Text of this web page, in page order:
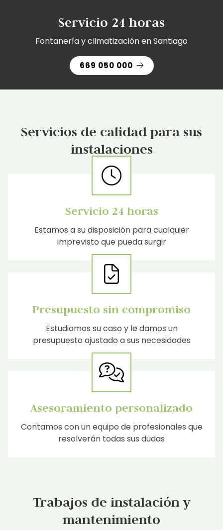
Servicio 24 horas
Fontanería y climatización en Santiago
669 050 000
Servicios de calidad para sus
instalaciones
Servicio 24 horas
Estamos a su disposición para cualquier
imprevisto que pueda surgir
Presupuesto sin compromiso
Estudiamos su caso y le damos un
presupuesto ajustado a sus necesidades
Asesoramiento personalizado
Contamos con un equipo de profesionales que
resolverán todas sus dudas
Trabajos de instalación y
mantenimiento